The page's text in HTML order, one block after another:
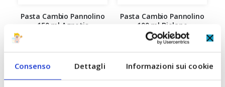
Consenso Dettagli Informazioni sui cookie
Pasta Cambio Pannolino
150 ml Agnotis
ACCUMULA +9 PUNTI
Pasta Cambio Pannolino
100 ml Biolane